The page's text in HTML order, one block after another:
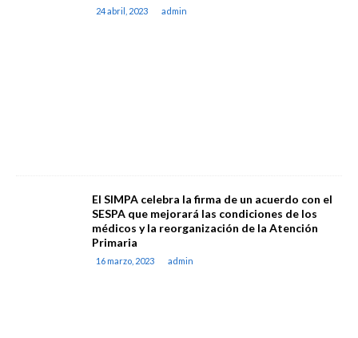
24 abril, 2023 admin
El SIMPA celebra la firma de un acuerdo con el
SESPA que mejorará las condiciones de los
médicos y la reorganización de la Atención
Primaria
16 marzo, 2023 admin